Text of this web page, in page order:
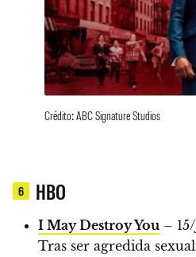
Crédito: ABC Signature Studios
6 HBO
I May Destroy You –
Tras ser agredida